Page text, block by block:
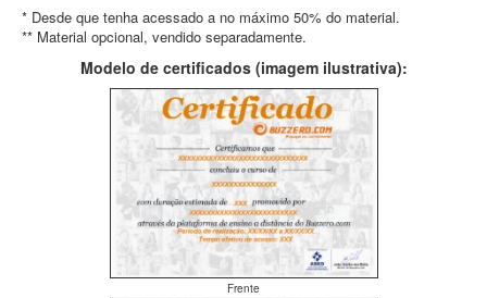
* Desde que tenha acessado a no máximo 50% do material.
** Material opcional, vendido separadamente.
Modelo de certificados (imagem ilustrativa):
Frente